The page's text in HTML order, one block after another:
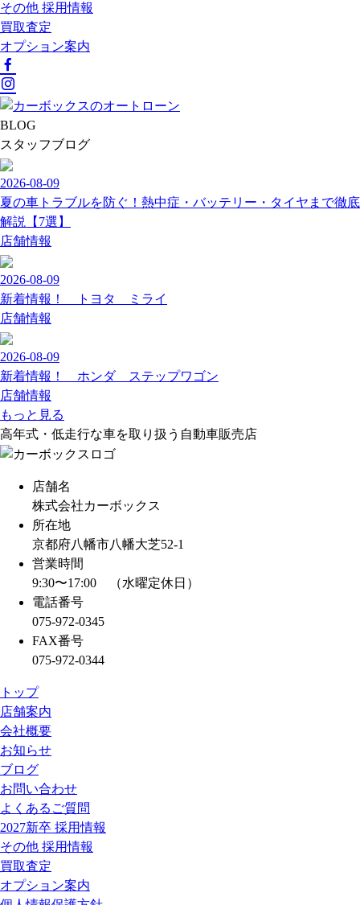
その他 採用情報
買取査定
オプション案内
BLOG
スタッフブログ
2026-08-09
夏の車トラブルを防ぐ！熱中症・バッテリー・タイヤまで徹底
解説【7選】
店舗情報
2026-08-09
新着情報！ トヨタ ミライ
店舗情報
2026-08-09
新着情報！ ホンダ ステップワゴン
店舗情報
もっと見る
高年式・低走行な車を取り扱う自動車販売店
店舗名
株式会社カーボックス
所在地
京都府八幡市八幡大芝52-1
営業時間
9:30〜17:00 （水曜定休日）
電話番号
075-972-0345
FAX番号
075-972-0344
トップ
店舗案内
会社概要
お知らせ
ブログ
お問い合わせ
よくあるご質問
2027新卒 採用情報
その他 採用情報
買取査定
オプション案内